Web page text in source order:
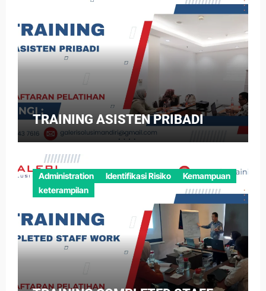
TRAINING ASISTEN PRIBADI
Administration Identifikasi Risiko
Kemampuan
keterampilan